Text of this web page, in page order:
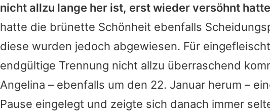
nicht allzu lange her ist, erst wieder versöhnt
hatte die brünette Schönheit ebenfalls
diese wurden jedoch abgewiesen. Für
endgültige Trennung nicht allzu überraschend
Angelina – ebenfalls um den 22. Januar herum –
Pause eingelegt und zeigte sich danach immer